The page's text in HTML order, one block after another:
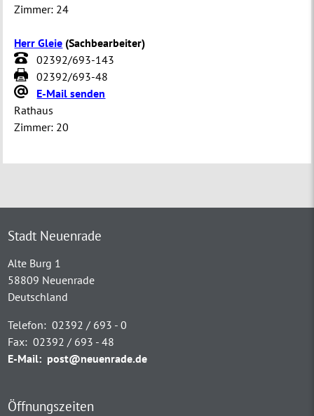
Zimmer: 24
Herr Gleie (Sachbearbeiter)
02392/693-143
02392/693-48
E-Mail senden
Rathaus
Zimmer: 20
Stadt Neuenrade
Alte Burg 1
58809 Neuenrade
Deutschland
Telefon: 02392 / 693 - 0
Fax: 02392 / 693 - 48
E-Mail: post@neuenrade.de
Öffnungszeiten